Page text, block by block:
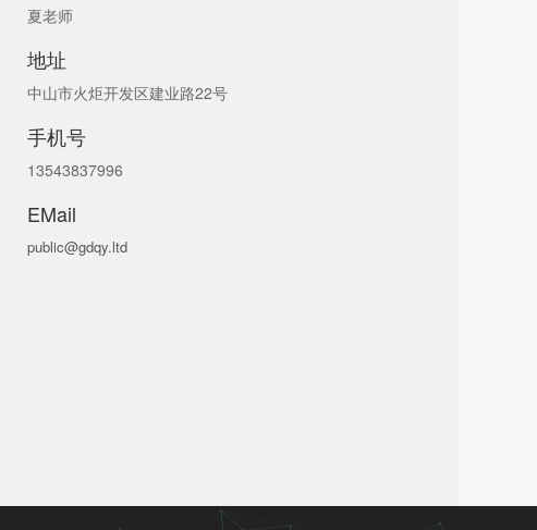
夏老师
地址
中山市火炬开发区建业路22号
手机号
13543837996
EMail
public@gdqy.ltd